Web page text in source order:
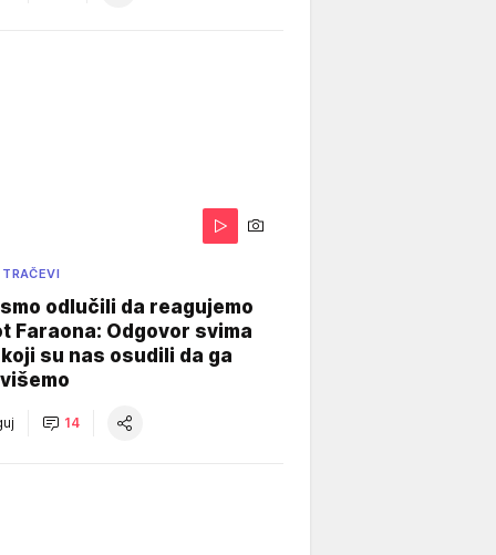
odlučili da reagujemo
Faraona: Odgovor svima
su nas osudili da ga
14